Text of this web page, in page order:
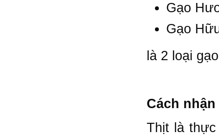
Gạo
Gạo
là 2 loại
Cách
Thịt là